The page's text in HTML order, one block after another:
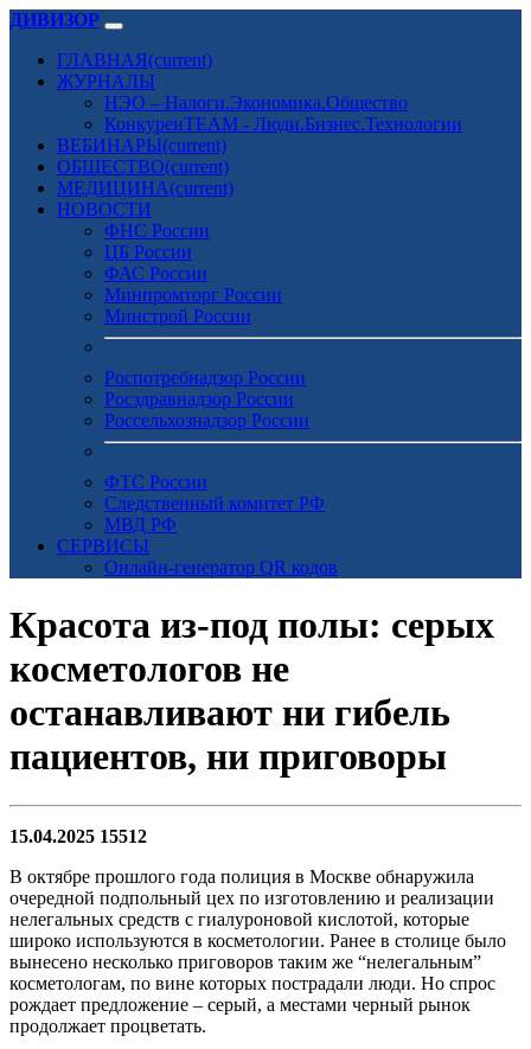
ДИВИЗОР
ГЛАВНАЯ(current)
ЖУРНАЛЫ
НЭО – Налоги.Экономика.Общество
КонкуренTEAM - Люди.Бизнес.Технологии
ВЕБИНАРЫ(current)
ОБЩЕСТВО(current)
МЕДИЦИНА(current)
НОВОСТИ
ФНС России
ЦБ России
ФАС России
Минпромторг России
Минстрой России
Роспотребнадзор России
Росздравнадзор России
Россельхознадзор России
ФТС России
Следственный комитет РФ
МВД РФ
СЕРВИСЫ
Онлайн-генератор QR кодов
Красота из-под полы: серых
косметологов не
останавливают ни гибель
пациентов, ни приговоры
15.04.2025 15512
В октябре прошлого года полиция в Москве обнаружила
очередной подпольный цех по изготовлению и реализации
нелегальных средств с гиалуроновой кислотой, которые
широко используются в косметологии. Ранее в столице было
вынесено несколько приговоров таким же “нелегальным”
косметологам, по вине которых пострадали люди. Но спрос
рождает предложение – серый, а местами черный рынок
продолжает процветать.